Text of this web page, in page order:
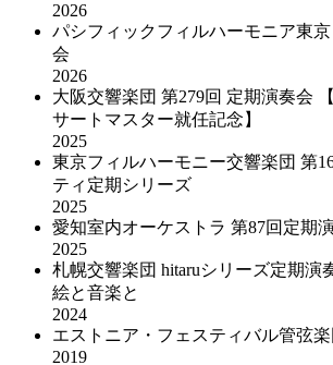
2026
パシフィックフィルハーモニア東
会
2026
大阪交響楽団 第279回 定期演奏会
サートマスター就任記念】
2025
東京フィルハーモニー交響楽団 第
ティ定期シリーズ
2025
愛知室内オーケストラ 第87回定期
2025
札幌交響楽団 hitaruシリーズ定期演
絵と音楽と
2024
エストニア・フェスティバル管弦
2019